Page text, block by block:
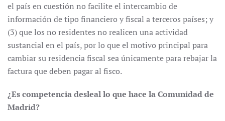
el país en cuestión no facilite el intercambio de
información de tipo financiero y fiscal a terceros países; y
(3) que los no residentes no realicen una actividad
sustancial en el país, por lo que el motivo principal para
cambiar su residencia fiscal sea únicamente para rebajar la
factura que deben pagar al fisco.
¿Es competencia desleal lo que hace la Comunidad de
Madrid?